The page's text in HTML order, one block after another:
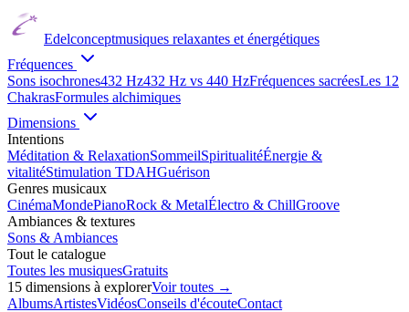
Edelconceptmusiques relaxantes et énergétiques
Fréquences
Sons isochrones432 Hz432 Hz vs 440 HzFréquences sacréesLes 12
ChakrasFormules alchimiques
Dimensions
Intentions
Méditation & RelaxationSommeilSpiritualitéÉnergie &
vitalitéStimulation TDAHGuérison
Genres musicaux
CinémaMondePianoRock & MetalÉlectro & ChillGroove
Ambiances & textures
Sons & Ambiances
Tout le catalogue
Toutes les musiquesGratuits
15 dimensions à explorerVoir toutes →
AlbumsArtistesVidéosConseils d'écouteContact